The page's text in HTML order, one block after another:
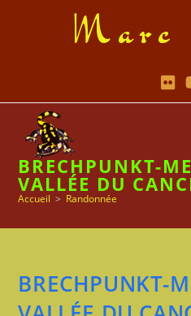
Marc
BRECHPUNKT-
VALLÉE DU
Accueil > Randonnée
BRECHPUNKT-